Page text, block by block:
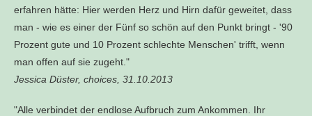
erfahren hätte: Hier werden Herz und Hirn dafür geweitet, dass
man - wie es einer der Fünf so schön auf den Punkt bringt - '90
Prozent gute und 10 Prozent schlechte Menschen' trifft, wenn
man offen auf sie zugeht."
Jessica Düster, choices, 31.10.2013
"Alle verbindet der endlose Aufbruch zum Ankommen. Ihr